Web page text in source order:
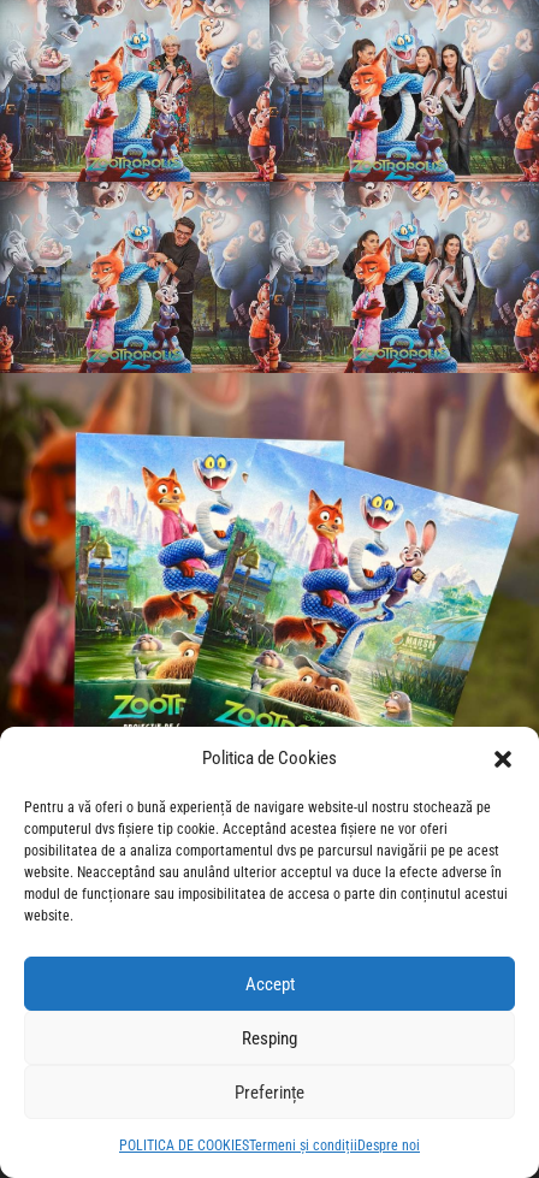
Politica de Cookies
Pentru a vă oferi o bună experiență de navigare website-ul nostru stochează pe
computerul dvs fișiere tip cookie. Acceptând acestea fișiere ne vor oferi
posibilitatea de a analiza comportamentul dvs pe parcursul navigării pe pe acest
website. Neacceptând sau anulând ulterior acceptul va duce la efecte adverse în
modul de funcționare sau imposibilitatea de accesa o parte din conținutul acestui
website.
Accept
Resping
Preferințe
POLITICA DE COOKIESTermeni și condiții Despre noi
© 2026 CineForum Romania